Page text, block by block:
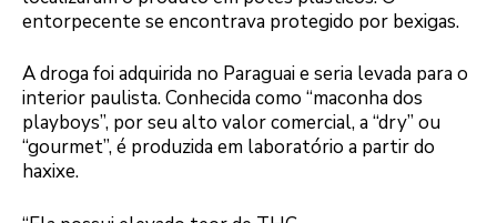
entorpecente se encontrava protegido por bexigas.
A droga foi adquirida no Paraguai e seria levada para o
interior paulista. Conhecida como “maconha dos
playboys”, por seu alto valor comercial, a “dry” ou
“gourmet”, é produzida em laboratório a partir do
haxixe.